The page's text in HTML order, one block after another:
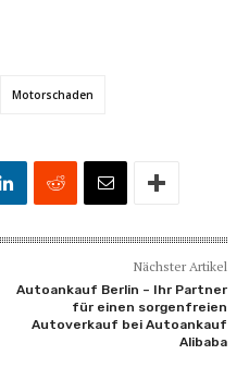
Motorschaden
Nächster Artikel
Autoankauf Berlin – Ihr Partner
für einen sorgenfreien
Autoverkauf bei Autoankauf
Alibaba